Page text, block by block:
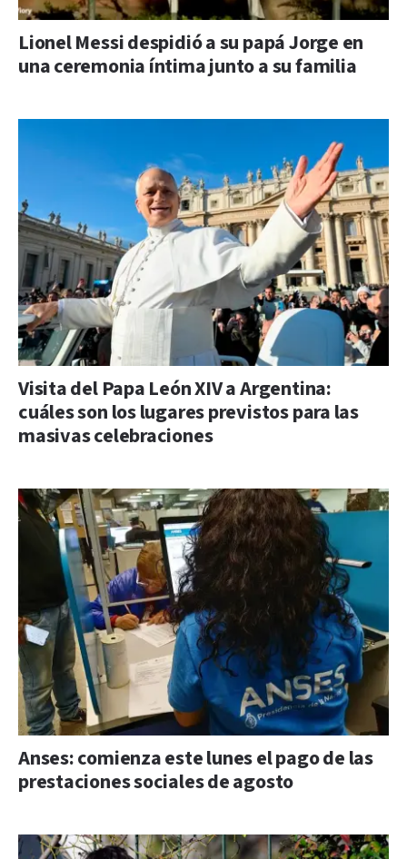
Lionel Messi despidió a su papá Jorge en
una ceremonia íntima junto a su familia
Visita del Papa León XIV a Argentina:
cuáles son los lugares previstos para las
masivas celebraciones
Anses: comienza este lunes el pago de las
prestaciones sociales de agosto